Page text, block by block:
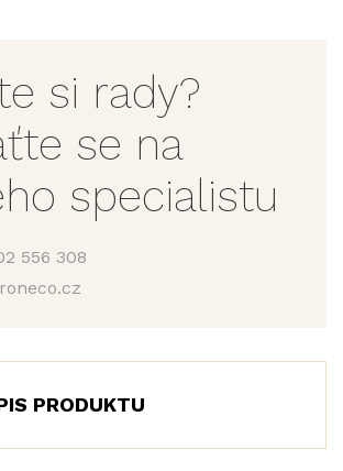
si rady?
se na
specialistu
556 308
PRODUKTU